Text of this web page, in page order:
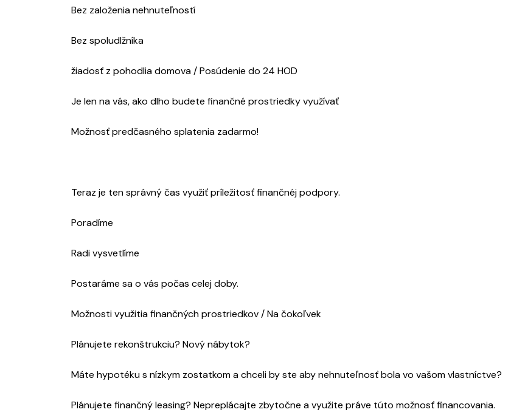
Bez založenia nehnuteľností
Bez spoludlžníka
žiadosť z pohodlia domova / Posúdenie do 24 HOD
Je len na vás, ako dlho budete finančné prostriedky využívať
Možnosť predčasného splatenia zadarmo!
Teraz je ten správný čas využiť príležitosť finančnéj podpory.
Poradíme
Radi vysvetlíme
Postaráme sa o vás počas celej doby.
Možnosti využitia finančných prostriedkov / Na čokoľvek
Plánujete rekonštrukciu? Nový nábytok?
Máte hypotéku s nízkym zostatkom a chceli by ste aby nehnuteľnosť bola vo vašom vlastníctve?
Plánujete finančný leasing? Nepreplácajte zbytočne a využite práve túto možnosť financovania.